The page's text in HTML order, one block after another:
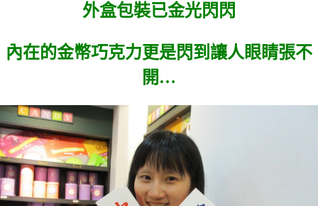
外盒包裝已金光閃閃
內在的金幣巧克力更是閃到讓人眼睛張不
開…